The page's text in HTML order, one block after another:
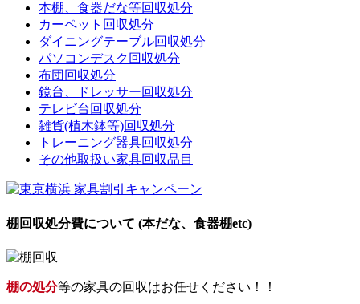
本棚、食器だな等回収処分
カーペット回収処分
ダイニングテーブル回収処分
パソコンデスク回収処分
布団回収処分
鏡台、ドレッサー回収処分
テレビ台回収処分
雑貨(植木鉢等)回収処分
トレーニング器具回収処分
その他取扱い家具回収品目
棚回収処分費について (本だな、食器棚etc)
棚の処分等の家具の回収はお任せください！！